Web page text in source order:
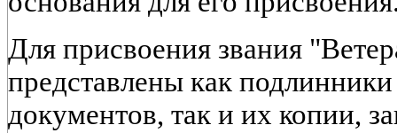
Для присвоения звания
представлены как
документов, так и их копии,